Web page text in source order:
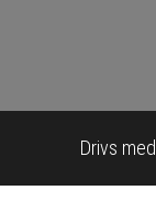
Drivs med